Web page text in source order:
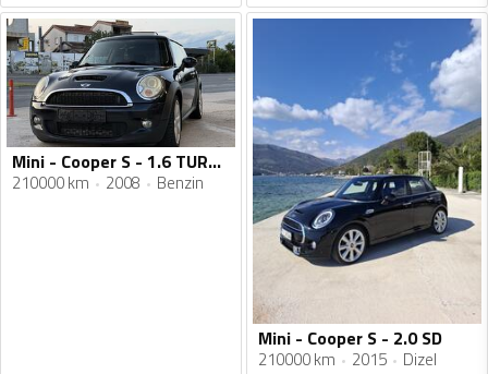
Mini - Cooper S - 1.6 TURBO
210000 km 2008 Benzin
Mini - Cooper S - 2.0 SD
210000 km 2015 Dizel